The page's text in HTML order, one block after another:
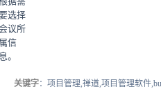
选择
议所
信
。
关键字：项目管理,禅道,项目管理软件